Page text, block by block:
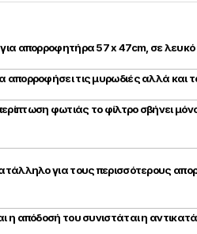
απορροφητήρα 57 x 47cm, σε
απορροφήσει τις μυρωδιές αλλά και
φωτιάς το φίλτρο σβήνει
για τους περισσότερους
η απόδοσή του συνιστάται η